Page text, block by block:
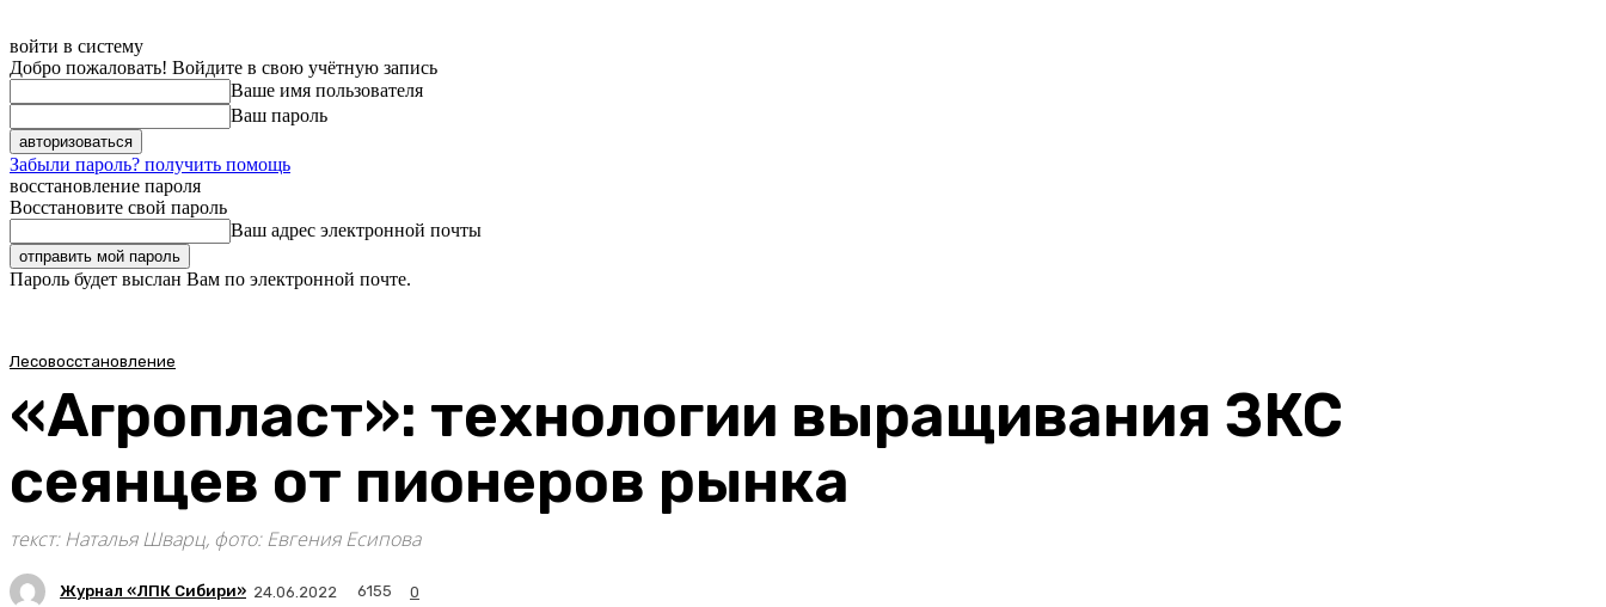
войти в систему
Добро пожаловать! Войдите в свою учётную запись
Ваше имя пользователя
Ваш пароль
Забыли пароль? получить помощь
восстановление пароля
Восстановите свой пароль
Ваш адрес электронной почты
Пароль будет выслан Вам по электронной почте.
Лесовосстановление
«Агропласт»: технологии выращивания ЗКС
сеянцев от пионеров рынка
текст: Наталья Шварц, фото: Евгения Есипова
Журнал «ЛПК Сибири» 24.06.2022 6155 0